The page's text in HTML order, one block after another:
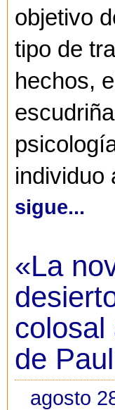
objetivo
tipo de
hechos,
individuo
sigue...
«La
colosal
de
agosto